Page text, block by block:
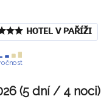
HOTEL V PAŘÍŽI
(5 dní / 4 noci)